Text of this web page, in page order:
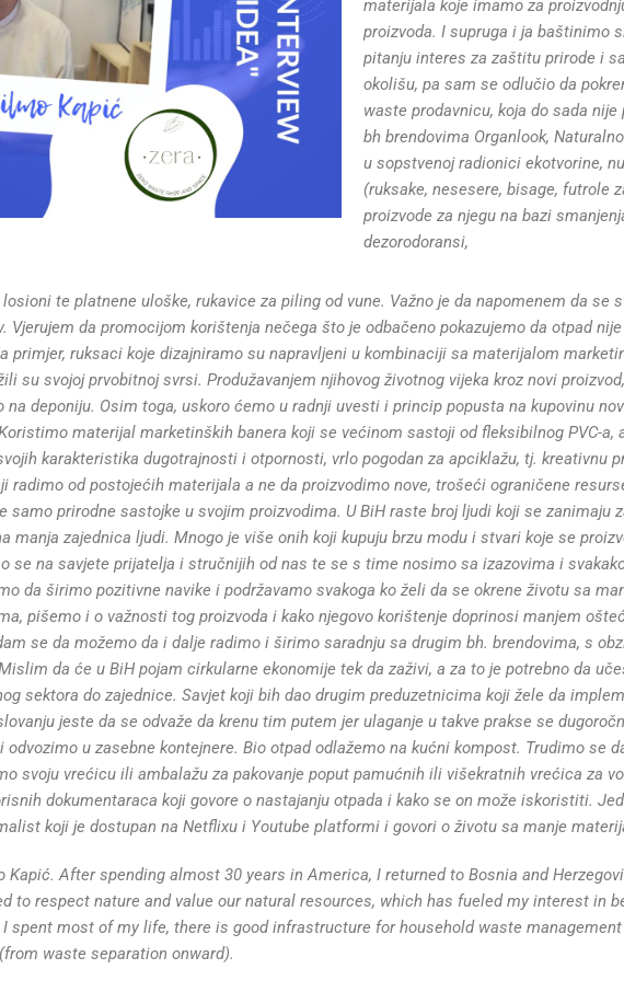
materijala koje imamo za
proizvoda. I supruga i ja baštinimo
pitanju interes za zaštitu prirode i
okolišu, pa sam se odlučio da
waste prodavnicu, koja do sada
bh brendovima Organlook,
u sopstvenoj radionici ekotvorine,
(ruksake, nesesere, bisage, futrole
proizvode za njegu na bazi
dezorodoransi,
te platnene uloške, rukavice za piling od vune. Važno je da napomenem da se
Vjerujem da promocijom korištenja nečega što je odbačeno pokazujemo da otpad
primjer, ruksaci koje dizajniramo su napravljeni u kombinaciji sa materijalom
su svojoj prvobitnoj svrsi. Produžavanjem njihovog životnog vijeka kroz novi
na deponiju. Osim toga, uskoro ćemo u radnji uvesti i princip popusta na kupovinu
materijal marketinških banera koji se većinom sastoji od fleksibilnog PVC-a,
karakteristika dugotrajnosti i otpornosti, vrlo pogodan za apciklažu, tj. kreativnu
radimo od postojećih materijala a ne da proizvodimo nove, trošeći ograničene
samo prirodne sastojke u svojim proizvodima. U BiH raste broj ljudi koji se zanimaju
manja zajednica ljudi. Mnogo je više onih koji kupuju brzu modu i stvari koje se
se na savjete prijatelja i stručnijih od nas te se s time nosimo sa izazovima i
da širimo pozitivne navike i podržavamo svakoga ko želi da se okrene životu sa
pišemo i o važnosti tog proizvoda i kako njegovo korištenje doprinosi manjem
se da možemo da i dalje radimo i širimo saradnju sa drugim bh. brendovima, s
da će u BiH pojam cirkularne ekonomije tek da zaživi, a za to je potrebno da
sektora do zajednice. Savjet koji bih dao drugim preduzetnicima koji žele da
jeste da se odvaže da krenu tim putem jer ulaganje u takve prakse se
odvozimo u zasebne kontejnere. Bio otpad odlažemo na kućni kompost. Trudimo se
svoju vrećicu ili ambalažu za pakovanje poput pamućnih ili višekratnih vrećica za
dokumentaraca koji govore o nastajanju otpada i kako se on može iskoristiti.
koji je dostupan na Netflixu i Youtube platformi i govori o životu sa manje
Kapić. After spending almost 30 years in America, I returned to Bosnia and
to respect nature and value our natural resources, which has fueled my interest in
spent most of my life, there is good infrastructure for household waste
waste separation onward).